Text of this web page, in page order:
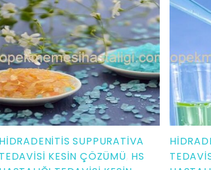
HIDRADENITIS SUPPURATIVA
TEDAVISI KESIN ÇÖZÜMÜ HS